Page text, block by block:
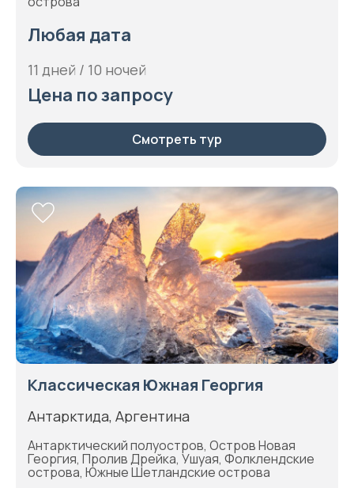
Любая дата
11 дней / 10 ночей
Цена по запросу
Смотреть тур
Классическая Южная Георгия
Антарктида, Аргентина
Антарктический полуостров, Остров Новая
Георгия, Пролив Дрейка, Ушуая, Фолклендские
острова, Южные Шетландские острова